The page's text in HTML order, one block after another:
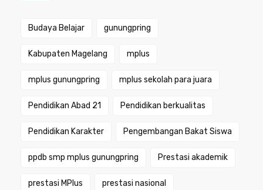
Budaya Belajar gunungpring
Kabupaten Magelang mplus
mplus gunungpring mplus sekolah para juara
Pendidikan Abad 21 Pendidikan berkualitas
Pendidikan Karakter Pengembangan Bakat Siswa
ppdb smp mplus gunungpring Prestasi akademik
prestasi MPlus prestasi nasional